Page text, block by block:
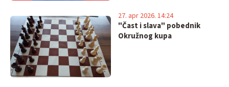
"Čast i slava" pobednik
Okružnog kupa
27. apr 2026. 14:24